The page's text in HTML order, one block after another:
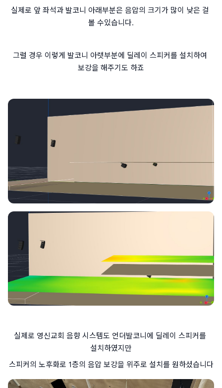
실제로 앞 좌석과 발코니 아래부분은 음압의 크기가 많이 낮은 걸
볼 수있습니다.
그럴 경우 이렇게 발코니 아랫부분에 딜레이 스피커를 설치하여
보강을 해주기도 하죠
실제로 영신교회 음향 시스템도 언더발코니에 딜레이 스피커를
설치하였지만
스피커의 노후화로 1층의 음압 보강을 위주로 설치를 원하셨습니다